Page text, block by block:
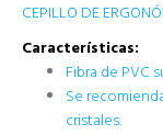
CEPILLO DE
Características:
Fibra de PVC
Se
cristales.